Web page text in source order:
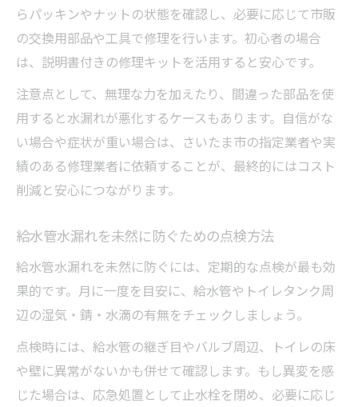
らパッキンやナットの状態を確認し、必要に応じて市販
の交換用部品や工具で修理を行います。初心者の場合
は、説明書付きの修理キットを活用すると安心です。
注意点として、無理な力を加えたり、間違った部品を使
用すると水漏れが悪化するケースもあります。自信がな
い場合や症状が重い場合は、さいたま市の指定業者や実
績のある修理業者に依頼することが、最終的にはコスト
削減と安心につながります。
給水管水漏れを未然に防ぐための点検方法
給水管水漏れを未然に防ぐには、定期的な点検が最も効
果的です。月に一度を目安に、給水管やトイレタンク周
辺の湿気・錆・水滴の有無をチェックしましょう。
点検時には、給水管の継ぎ目やバルブ周辺、トイレの床
や壁に異常がないかも併せて確認します。もし異変を感
じた場合は、応急処置として止水栓を閉め、必要に応じ